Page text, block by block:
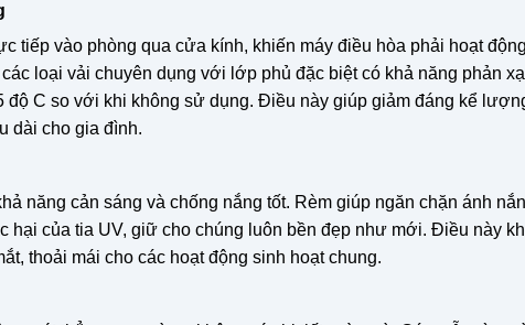
tiếp vào phòng qua cửa kính, khiến máy điều hòa phải hoạt động
loại vải chuyên dụng với lớp phủ đặc biệt có khả năng phản
độ C so với khi không sử dụng. Điều này giúp giảm đáng kể
dài cho gia đình.
năng cản sáng và chống nắng tốt. Rèm giúp ngăn chặn ánh
hại của tia UV, giữ cho chúng luôn bền đẹp như mới. Điều này
thoải mái cho các hoạt động sinh hoạt chung.